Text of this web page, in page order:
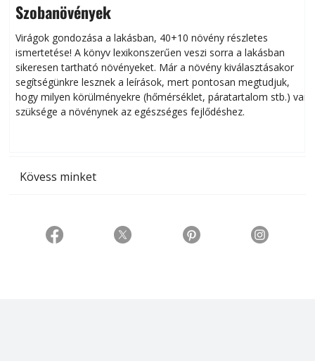
Szobanövények
Virágok gondozása a lakásban, 40+10 növény részletes
ismertetése! A könyv lexikonszerűen veszi sorra a lakásban
sikeresen tart­ha­tó növényeket. Már a növény kiválasztásakor
segítségünkre lesznek a leírások, mert pontosan megtudjuk,
hogy milyen körülményekre (hőmérséklet, páratartalom stb.) van
szüksége a növénynek az egészséges fejlődéshez.
Kövess minket